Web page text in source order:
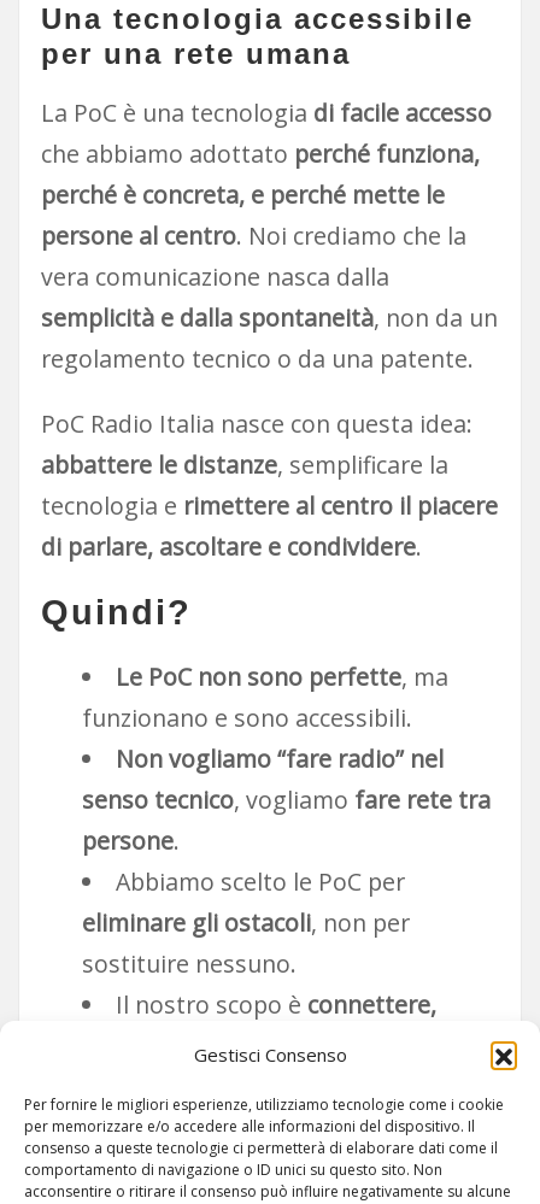
Gestisci Consenso
Per fornire le migliori esperienze, utilizziamo tecnologie come i cookie
per memorizzare e/o accedere alle informazioni del dispositivo. Il
consenso a queste tecnologie ci permetterà di elaborare dati come il
comportamento di navigazione o ID unici su questo sito. Non
acconsentire o ritirare il consenso può influire negativamente su alcune
Una tecnologia accessibile
per una rete umana
La PoC è una tecnologia di facile accesso
che abbiamo adottato perché funziona,
perché è concreta, e perché mette le
persone al centro. Noi crediamo che la
vera comunicazione nasca dalla
semplicità e dalla spontaneità, non da un
regolamento tecnico o da una patente.
PoC Radio Italia nasce con questa idea:
abbattere le distanze, semplificare la
tecnologia e rimettere al centro il piacere
di parlare, ascoltare e condividere.
Quindi?
Le PoC non sono perfette, ma
funzionano e sono accessibili.
Non vogliamo “fare radio” nel
senso tecnico, vogliamo fare rete tra
persone.
Abbiamo scelto le PoC per
eliminare gli ostacoli, non per
sostituire nessuno.
Il nostro scopo è connettere,
unire, semplificare.